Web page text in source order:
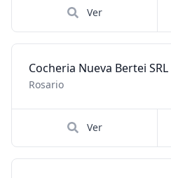
Ver
Cocheria Nueva Bertei SRL
Rosario
Ver